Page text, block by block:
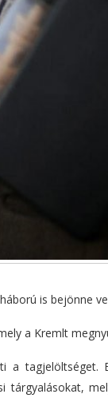
is bejönne
a Kremlt
a tagjelöltséget.
tárgyalásokat,